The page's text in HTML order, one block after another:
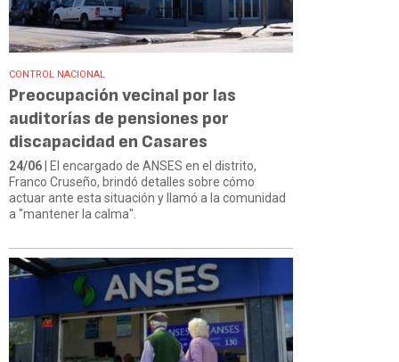
CONTROL NACIONAL
Preocupación vecinal por las
auditorías de pensiones por
discapacidad en Casares
24/06 | El encargado de ANSES en el distrito,
Franco Cruseño, brindó detalles sobre cómo
actuar ante esta situación y llamó a la comunidad
a "mantener la calma".